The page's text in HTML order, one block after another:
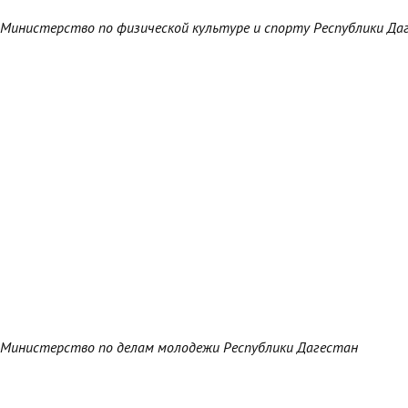
Министерство по физической культуре и спорту Республики
Министерство по делам молодежи Республики Дагестан